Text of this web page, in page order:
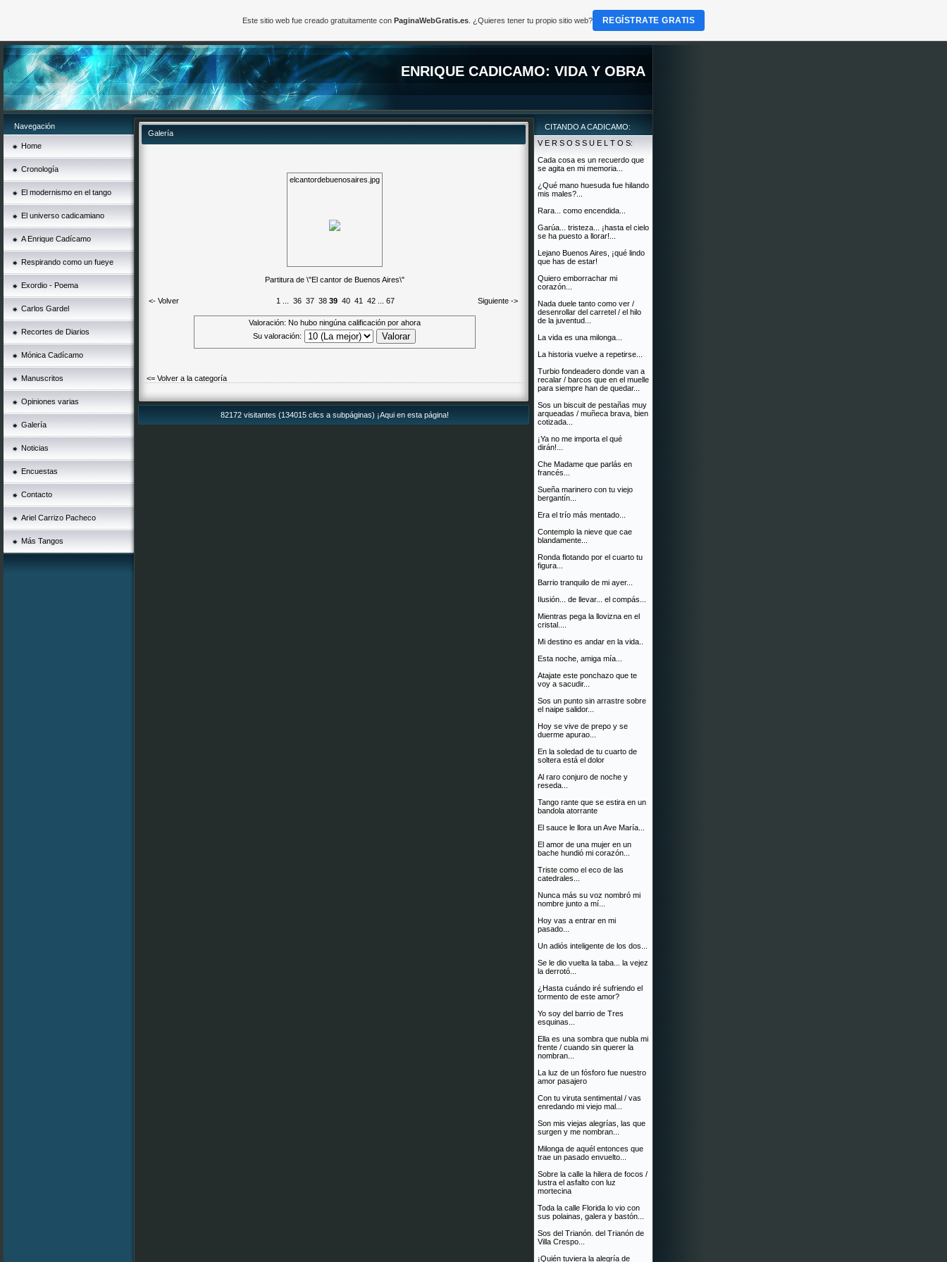
ENRIQUE CADICAMO: VIDA Y OBRA
Navegación
Home
Cronología
El modernismo en el tango
El universo cadicamiano
A Enrique Cadícamo
Respirando como un fueye
Exordio - Poema
Carlos Gardel
Recortes de Diarios
Mónica Cadícamo
Manuscritos
Opiniones varias
Galería
Noticias
Encuestas
Contacto
Ariel Carrizo Pacheco
Más Tangos
Galería
elcantordebuenosaires.jpg
Partitura de \"El cantor de Buenos Aires\"
<- Volver 1 36 37 38 39 40 41 42 67 Siguiente ->
Valoración: No hubo ningúna calificación por ahora
Su valoración:
<= Volver a la categoría
82172 visitantes (134015 clics a subpáginas) ¡Aqui en esta página!
CITANDO A CADICAMO:
V E R S O S S U E L T O S:
Cada cosa es un recuerdo que
se agita en mi memoria...
¿Qué mano huesuda fue hilando
mis males?...
Rara... como encendida...
Garúa... tristeza... ¡hasta el cielo
se ha puesto a llorar!...
Lejano Buenos Aires, ¡qué lindo
que has de estar!
Quiero emborrachar mi
corazón...
Nada duele tanto como ver /
desenrollar del carretel / el hilo
de la juventud...
La vida es una milonga...
La historia vuelve a repetirse...
Turbio fondeadero donde van a
recalar / barcos que en el muelle
para siempre han de quedar...
Sos un biscuit de pestañas muy
arqueadas / muñeca brava, bien
cotizada...
¡Ya no me importa el qué
dirán!...
Che Madame que parlás en
francés...
Sueña marinero con tu viejo
bergantín...
Era el trío más mentado...
Contemplo la nieve que cae
blandamente...
Ronda flotando por el cuarto tu
figura...
Barrio tranquilo de mi ayer...
Ilusión... de llevar... el compás...
Mientras pega la llovizna en el
cristal....
Mi destino es andar en la vida..
Esta noche, amiga mía...
Atajate este ponchazo que te
voy a sacudir...
Sos un punto sin arrastre sobre
el naipe salidor...
Hoy se vive de prepo y se
duerme apurao...
En la soledad de tu cuarto de
soltera está el dolor
Al raro conjuro de noche y
reseda...
Tango rante que se estira en un
bandola atorrante
El sauce le llora un Ave María...
El amor de una mujer en un
bache hundió mi corazón...
Triste como el eco de las
catedrales...
Nunca más su voz nombró mi
nombre junto a mí...
Hoy vas a entrar en mi
pasado...
Un adiós inteligente de los dos...
Se le dio vuelta la taba... la vejez
la derrotó...
¿Hasta cuándo iré sufriendo el
tormento de este amor?
Yo soy del barrio de Tres
esquinas...
Ella es una sombra que nubla mi
frente / cuando sin querer la
nombran...
La luz de un fósforo fue nuestro
amor pasajero
Con tu viruta sentimental / vas
enredando mi viejo mal...
Son mis viejas alegrías, las que
surgen y me nombran...
Milonga de aquél entonces que
trae un pasado envuelto...
Sobre la calle la hilera de focos /
lustra el asfalto con luz
mortecina
Toda la calle Florida lo vio con
sus polainas, galera y bastón...
Sos del Trianón. del Trianón de
Villa Crespo...
¡Quién tuviera la alegría de
Este sitio web fue creado gratuitamente con PaginaWebGratis.es. ¿Quieres tener tu propio sitio web? REGÍSTRATE GRATIS